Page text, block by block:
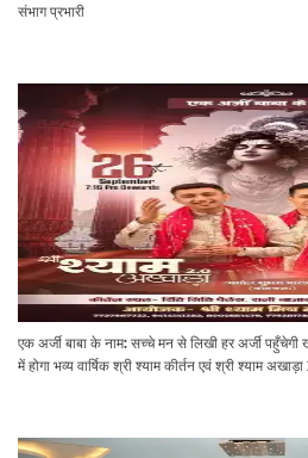
संभाग प्रभारी
एक अर्जी बाबा के नाम: सच्चे मन से लिखी हर अर्जी पहुँचेगी
में होगा भव्य वार्षिक श्री श्याम कीर्तन एवं श्री श्याम